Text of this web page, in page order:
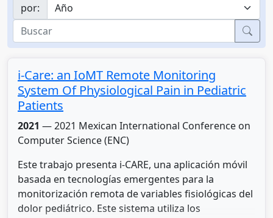
por:
i-Care: an IoMT Remote Monitoring
System Of Physiological Pain in Pediatric
Patients
2021 — 2021 Mexican International Conference on
Computer Science (ENC)
Este trabajo presenta i-CARE, una aplicación móvil
basada en tecnologías emergentes para la
monitorización remota de variables fisiológicas del
dolor pediátrico. Este sistema utiliza los